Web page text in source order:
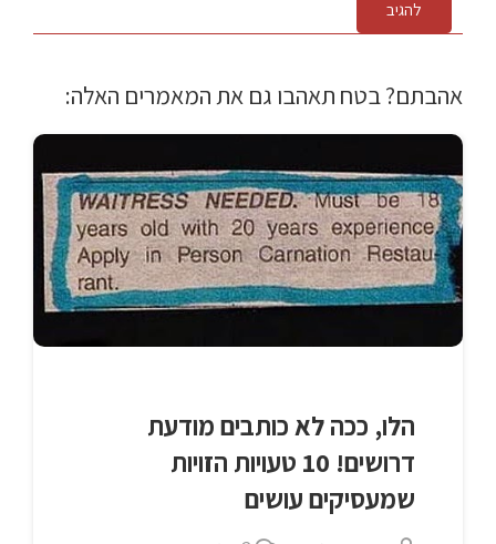
להגיב
אהבתם? בטח תאהבו גם את המאמרים האלה:
הלו, ככה לא כותבים מודעת
דרושים! 10 טעויות הזויות
שמעסיקים עושים